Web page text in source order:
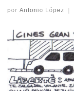
por Antonio López |